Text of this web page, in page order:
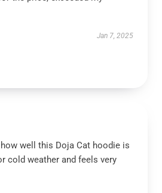
Jan 7, 2025
well this Doja Cat hoodie is
cold weather and feels very